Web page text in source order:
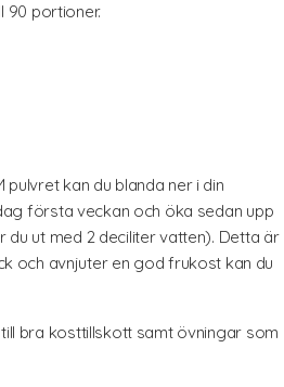
90 portioner.
kan du blanda ner i din
första veckan och öka sedan upp
ut med 2 deciliter vatten). Detta är
och avnjuter en god frukost kan du
bra kosttillskott samt övningar som